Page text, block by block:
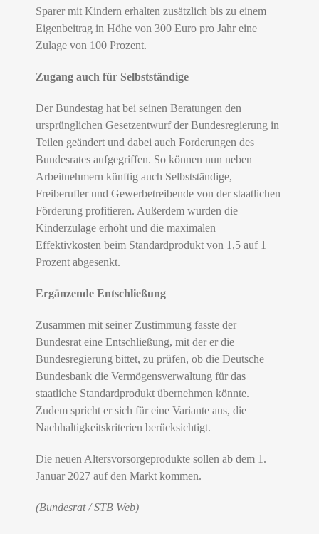
Sparer mit Kindern erhalten zusätzlich bis zu einem
Eigenbeitrag in Höhe von 300 Euro pro Jahr eine
Zulage von 100 Prozent.
Zugang auch für Selbstständige
Der Bundestag hat bei seinen Beratungen den
ursprünglichen Gesetzentwurf der Bundesregierung in
Teilen geändert und dabei auch Forderungen des
Bundesrates aufgegriffen. So können nun neben
Arbeitnehmern künftig auch Selbstständige,
Freiberufler und Gewerbetreibende von der staatlichen
Förderung profitieren. Außerdem wurden die
Kinderzulage erhöht und die maximalen
Effektivkosten beim Standardprodukt von 1,5 auf 1
Prozent abgesenkt.
Ergänzende Entschließung
Zusammen mit seiner Zustimmung fasste der
Bundesrat eine Entschließung, mit der er die
Bundesregierung bittet, zu prüfen, ob die Deutsche
Bundesbank die Vermögensverwaltung für das
staatliche Standardprodukt übernehmen könnte.
Zudem spricht er sich für eine Variante aus, die
Nachhaltigkeitskriterien berücksichtigt.
Die neuen Altersvorsorgeprodukte sollen ab dem 1.
Januar 2027 auf den Markt kommen.
(Bundesrat / STB Web)